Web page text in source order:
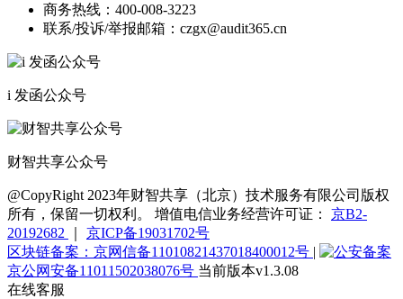
商务热线： 400-008-3223
联系/投诉/举报邮箱： czgx@audit365.cn
i 发函公众号
财智共享公众号
@CopyRight 2023年财智共享（北京）技术服务有限公司版权
所有，保留一切权利。 增值电信业务经营许可证： 京B2-
20192682
京ICP备19031702号
区块链备案：京网信备11010821437018400012号 |
京公网安备11011502038076号 当前版本v1.3.08
在线客服